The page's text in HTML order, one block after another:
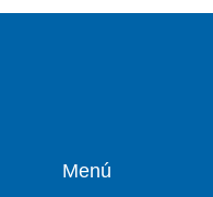
Menú